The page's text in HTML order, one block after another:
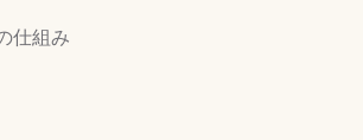
仕組み